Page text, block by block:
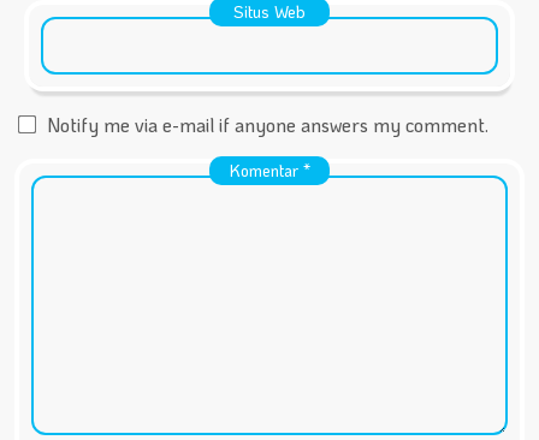
Situs Web
Notify me via e-mail if anyone answers my comment.
Komentar *